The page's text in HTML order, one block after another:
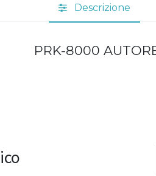
Descrizione
PRK-8000